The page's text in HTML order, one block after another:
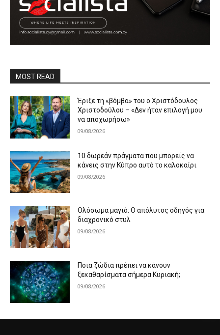
MOST READ
Έριξε τη «βόμβα» του ο Χριστόδουλος
Χριστοδούλου – «Δεν ήταν επιλογή μου
να αποχωρήσω»
09/08/2026
10 δωρεάν πράγματα που μπορείς να
κάνεις στην Κύπρο αυτό το καλοκαίρι
09/08/2026
Ολόσωμα μαγιό: Ο απόλυτος οδηγός για
διαχρονικό στυλ
09/08/2026
Ποια ζώδια πρέπει να κάνουν
ξεκαθαρίσματα σήμερα Κυριακή;
09/08/2026